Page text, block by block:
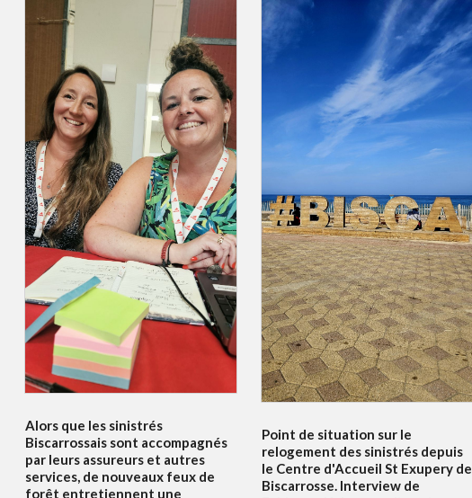
Alors que les sinistrés
Biscarrossais sont accompagnés
par leurs assureurs et autres
services, de nouveaux feux de
forêt entretiennent une
Point de situation sur le
relogement des sinistrés depuis
le Centre d'Accueil St Exupery de
Biscarrosse. Interview de